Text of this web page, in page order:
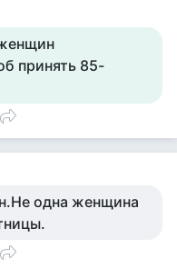
принять 85-
одна женщина